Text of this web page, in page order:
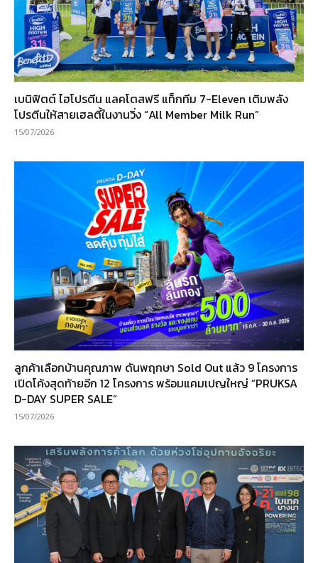
เบนิฟิตต์ ไฮโปรตีน แลคโตสฟรี แท็กทีม 7-Eleven เติมพลัง
โปรตีนให้สายเฮลตี้ในงานวิ่ง “All Member Milk Run”
15/07/2026
ลูกค้าเลือกบ้านคุณภาพ ดันพฤกษา Sold Out แล้ว 9 โครงการ
เปิดโค้งสุดท้ายอีก 12 โครงการ พร้อมแคมเปญใหญ่ “PRUKSA
D-DAY SUPER SALE”
15/07/2026